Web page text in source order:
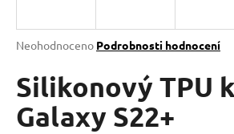
Průměrné
produktu
je
0,0
z
Neohodnoceno Podrobnosti hodnocení
Silikonový TPU
Galaxy S22+
j
t
?